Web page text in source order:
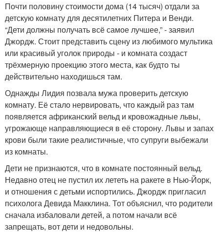
Почти половину стоимости дома (14 тысяч) отдали за
детскую комнату для десятилетних Питера и Венди.
“Дети должны получать всё самое лучшее,” - заявил
Джордж. Стоит представить сцену из любимого мультика
или красивый уголок природы - и комната создаст
трёхмерную проекцию этого места, как будто ты
действительно находишься там.
Однажды Лидия позвала мужа проверить детскую
комнату. Её стало нервировать, что каждый раз там
появляется африканский вельд и кровожадные львы,
угрожающе направляющиеся в её сторону. Львы и запах
крови были такие реалистичные, что супруги выбежали
из комнаты.
Дети не признаются, что в комнате постоянный вельд.
Недавно отец не пустил их лететь на ракете в Нью-Йорк,
и отношения с детьми испортились. Джордж пригласил
психолога Девида Макклина. Тот объяснил, что родители
сначала избаловали детей, а потом начали всё
запрещать, вот дети и недовольны.